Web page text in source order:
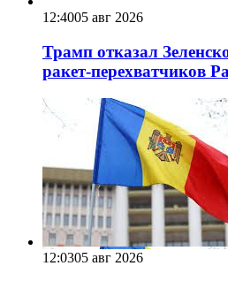
12:4005 авг 2026
Трамп отказал
ракет-перехватчиков
12:0305 авг 2026